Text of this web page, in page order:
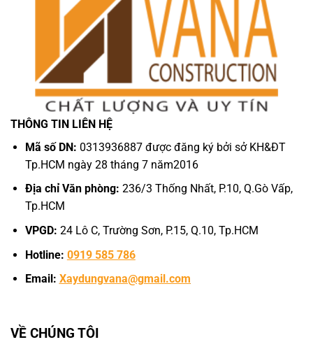
THÔNG TIN LIÊN HỆ
Mã số DN: 0313936887 được đăng ký bởi sở KH&ĐT
Tp.HCM ngày 28 tháng 7 năm2016
Địa chỉ Văn phòng: 236/3 Thống Nhất, P.10, Q.Gò Vấp,
Tp.HCM
VPGD: 24 Lô C, Trường Sơn, P.15, Q.10, Tp.HCM
Hotline: 0919 585 786
Email: Xaydungvana@gmail.com
VỀ CHÚNG TÔI